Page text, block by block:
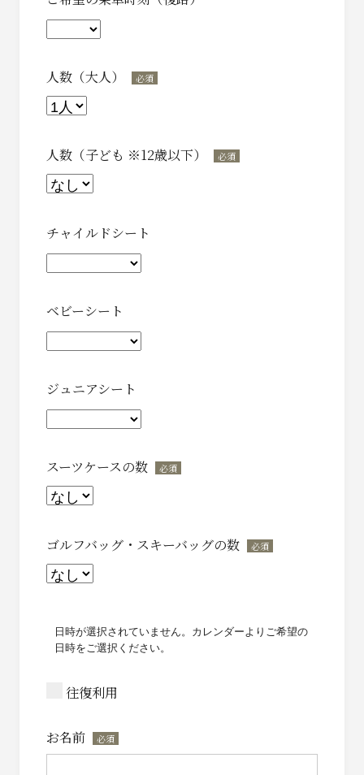
人数（大人） *
人数（子ども ※12歳以下） *
チャイルドシート
ベビーシート
ジュニアシート
スーツケースの数 *
ゴルフバッグ・スキーバッグの数 *
日時が選択されていません。カレンダーよりご希望の
日時をご選択ください。
往復利用
お名前 *